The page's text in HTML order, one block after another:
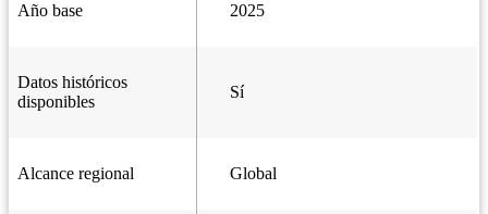
Año base 2025
Datos históricos
disponibles
Sí
Alcance regional Global